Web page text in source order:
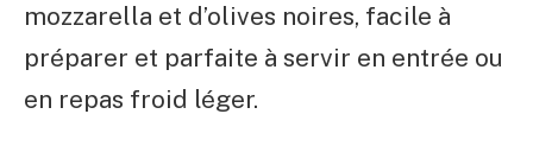
mozzarella et d’olives noires, facile à
préparer et parfaite à servir en entrée ou
en repas froid léger.